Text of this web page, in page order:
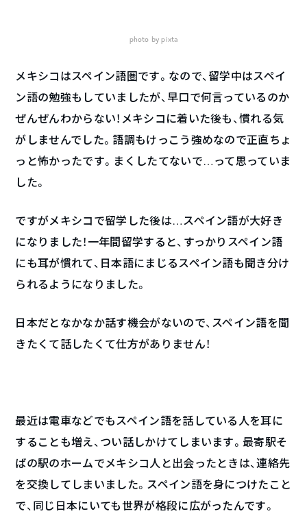
photo by pixta
メキシコはスペイン語圏です。なので、留学中はスペイ
ン語の勉強もしていましたが、早口で何言っているのか
ぜんぜんわからない！メキシコに着いた後も、慣れる気
がしませんでした。語調もけっこう強めなので正直ちょ
っと怖かったです。まくしたてないで…って思っていま
した。
ですがメキシコで留学した後は…スペイン語が大好き
になりました！一年間留学すると、すっかりスペイン語
にも耳が慣れて、日本語にまじるスペイン語も聞き分け
られるようになりました。
日本だとなかなか話す機会がないので、スペイン語を聞
きたくて話したくて仕方がありません！
最近は電車などでもスペイン語を話している人を耳に
することも増え、つい話しかけてしまいます。最寄駅そ
ばの駅のホームでメキシコ人と出会ったときは、連絡先
を交換してしまいました。スペイン語を身につけたこと
で、同じ日本にいても世界が格段に広がったんです。